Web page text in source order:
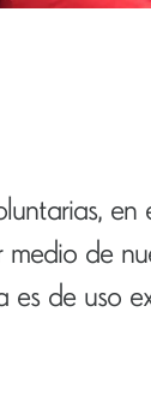
medio de
de uso